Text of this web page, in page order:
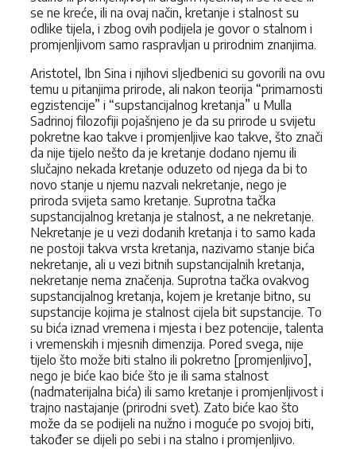
se ne kreće, ili na ovaj način, kretanje i stalnost su
odlike tijela, i zbog ovih podijela je govor o stalnom i
promjenljivom samo raspravljan u prirodnim znanjima.
Aristotel, Ibn Sina i njihovi sljedbenici su govorili na ovu
temu u pitanjima prirode, ali nakon teorija “primarnosti
egzistencije” i “supstancijalnog kretanja” u Mulla
Sadrinoj filozofiji pojašnjeno je da su prirode u svijetu
pokretne kao takve i promjenljive kao takve, što znači
da nije tijelo nešto da je kretanje dodano njemu ili
slučajno nekada kretanje oduzeto od njega da bi to
novo stanje u njemu nazvali nekretanje, nego je
priroda svijeta samo kretanje. Suprotna tačka
supstancijalnog kretanja je stalnost, a ne nekretanje.
Nekretanje je u vezi dodanih kretanja i to samo kada
ne postoji takva vrsta kretanja, nazivamo stanje bića
nekretanje, ali u vezi bitnih supstancijalnih kretanja,
nekretanje nema značenja. Suprotna tačka ovakvog
supstancijalnog kretanja, kojem je kretanje bitno, su
supstancije kojima je stalnost cijela bit supstancije. To
su bića iznad vremena i mjesta i bez potencije, talenta
i vremenskih i mjesnih dimenzija. Pored svega, nije
tijelo što može biti stalno ili pokretno [promjenljivo],
nego je biće kao biće što je ili sama stalnost
(nadmaterijalna bića) ili samo kretanje i promjenljivost i
trajno nastajanje (prirodni svet). Zato biće kao što
može da se podijeli na nužno i moguće po svojoj biti,
također se dijeli po sebi i na stalno i promjenljivo.